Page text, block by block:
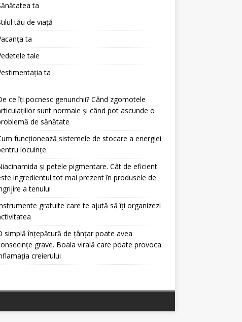
ta
tău de viață
ta
tale
ta
ce îți pocnesc genunchii? Când zgomotele
sunt normale și când pot ascunde o
de sănătate
funcționează sistemele de stocare a energiei
locuințe
și petele pigmentare. Cât de eficient
ingredientul tot mai prezent în produsele de
a tenului
gratuite care te ajută să îți organizezi
simplă înțepătură de țânțar poate avea
grave. Boala virală care poate provoca
creierului